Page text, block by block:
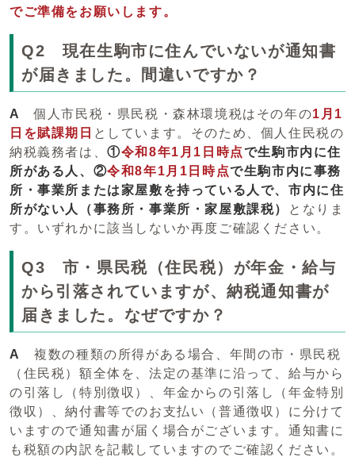
でご準備をお願いします。
Q2 現在生駒市に住んでいないが通知書
が届きました。間違いですか？
A個人市民税・県民税・森林環境税はその年の1月1
日を賦課期日 としています。そのため、個人住民税の
納税義務者は、①令和8年1月1日時点で生駒市内に住
所がある人、 ②令和8年1月1日時点で生駒市内に事務
所・事業所または家屋敷を持っている人で、市内に住
所がない人（事務所・事業所・家屋敷課税）
となりま
す。いずれかに該当しないか再度ご確認ください。
Q3 市・県民税（住民税）が年金・給与
から引落されていますが、納税通知書が
届きました。なぜですか？
A
複数の種類の所得がある場合、年間の市・県民税
（住民税）額全体を、法定の基準に沿って、給与から
の引落し（特別徴収）、年金からの引落し（年金特別
徴収）、納付書等でのお支払い（普通徴収）に分けて
いますので通知書が届く場合がございます。通知書に
も税額の内訳を記載していますのでご確認ください。